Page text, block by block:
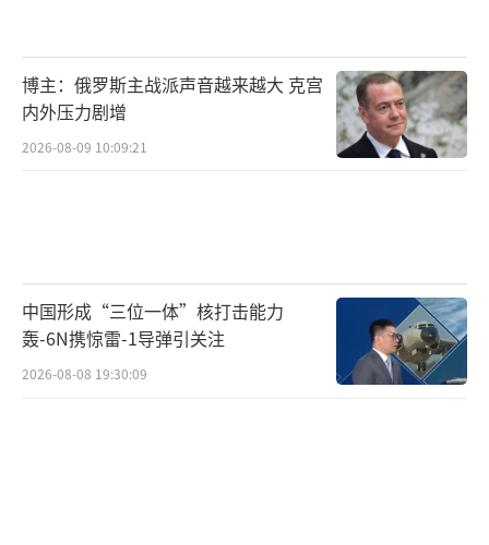
博主：俄罗斯主战派声音越来越大 克宫
内外压力剧增
2026-08-09 10:09:21
中国形成“三位一体”核打击能力
轰-6N携惊雷-1导弹引关注
2026-08-08 19:30:09